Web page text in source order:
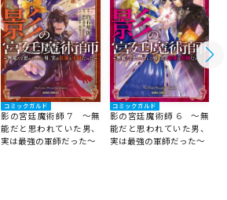
コミックガルド
影の宮廷魔術師 7 ～無
能だと思われていた男、
実は最強の軍師だった～
コミックガルド
影の宮廷魔術師 6 ～無
能だと思われていた男、
実は最強の軍師だった～